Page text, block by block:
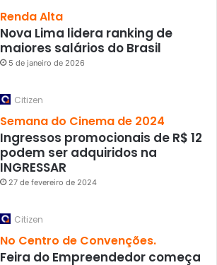
Renda Alta
Nova Lima lidera ranking de
maiores salários do Brasil
5 de janeiro de 2026
Citizen
Semana do Cinema de 2024
Ingressos promocionais de R$ 12
podem ser adquiridos na
INGRESSAR
27 de fevereiro de 2024
Citizen
No Centro de Convenções.
Feira do Empreendedor começa